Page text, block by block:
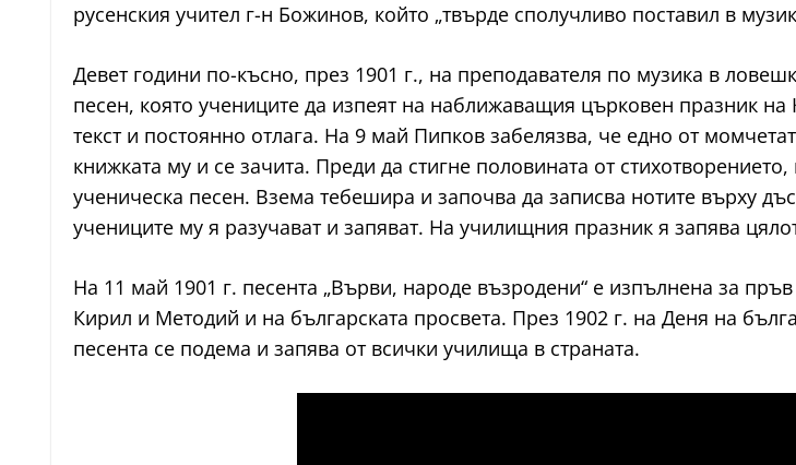
русенския учител г-н Божинов, който „твърде сполучливо поставил в
Девет години по-късно, през 1901 г., на преподавателя по музика в
песен, която учениците да изпеят на наближаващия църковен празник
текст и постоянно отлага. На 9 май Пипков забелязва, че едно от
книжката му и се зачита. Преди да стигне половината от
ученическа песен. Взема тебешира и започва да записва нотите върху
учениците му я разучават и запяват. На училищния празник я запява
На 11 май 1901 г. песента „Върви, народе възродени“ е изпълнена за
Кирил и Методий и на българската просвета. През 1902 г. на Деня на
песента се подема и запява от всички училища в страната.